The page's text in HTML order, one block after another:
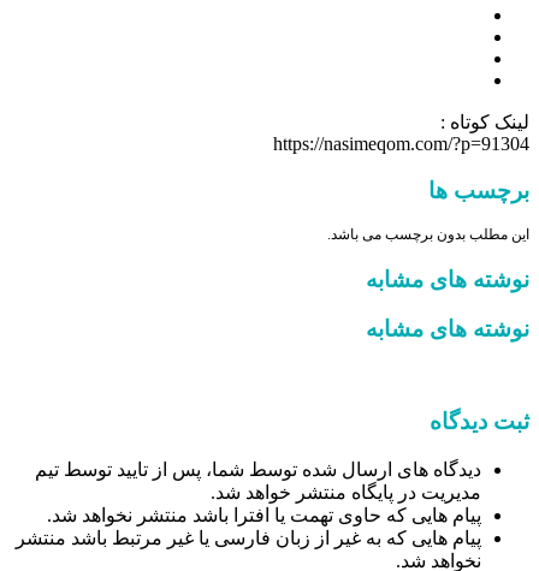
لینک کوتاه :
https://nasimeqom.com/?p=91304
برچسب ها
این مطلب بدون برچسب می باشد.
نوشته های مشابه
نوشته های مشابه
ثبت دیدگاه
دیدگاه های ارسال شده توسط شما، پس از تایید توسط تیم
مدیریت در پایگاه منتشر خواهد شد.
پیام هایی که حاوی تهمت یا افترا باشد منتشر نخواهد شد.
پیام هایی که به غیر از زبان فارسی یا غیر مرتبط باشد منتشر
نخواهد شد.